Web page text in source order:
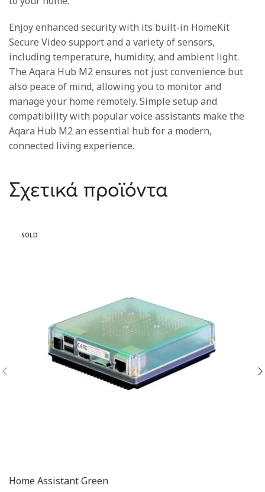
Enjoy enhanced security with its built-in HomeKit
Secure Video support and a variety of sensors,
including temperature, humidity, and ambient light.
The Aqara Hub M2 ensures not just convenience but
also peace of mind, allowing you to monitor and
manage your home remotely. Simple setup and
compatibility with popular voice assistants make the
Aqara Hub M2 an essential hub for a modern,
connected living experience.
Σχετικά προϊόντα
SOLD
Home Assistant Green